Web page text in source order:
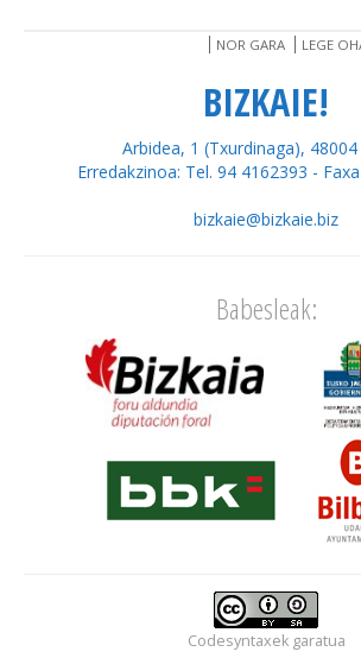
NOR GARA LEGE
BIZKAIE!
Arbidea, 1 (Txurdinaga),
Erredakzinoa: Tel. 94 4162393 -
bizkaie@bizkaie.biz
Babesleak:
Codesyntaxekgaratua